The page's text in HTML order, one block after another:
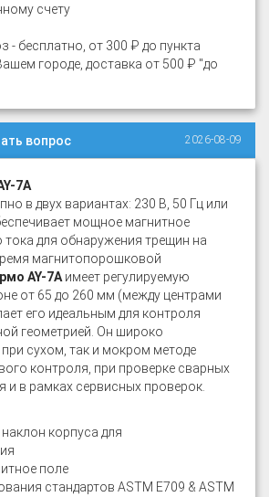
счету
- бесплатно, от 300 ₽ до пункта
городе, доставка от 500 ₽ "до
вопрос 2026-08-09
7A
в двух вариантах: 230 В, 50 Гц или
мощное магнитное
тока для обнаружения трещин на
магнитопорошковой
AY-7A имеет регулируемую
от 65 до 260 мм (между центрами
его идеальным для контроля
геометрией. Он широко
при сухом, так и мокром методе
контроля, при проверке сварных
и в рамках сервисных проверок.
корпуса для
поле
стандартов ASTM E709 & ASTM